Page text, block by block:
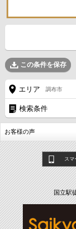
この条件を保存
エリア 調布市
検索条件
お客様の声
スマ
国立駅